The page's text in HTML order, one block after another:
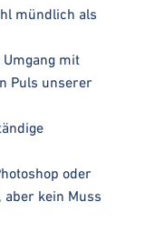
mündlich als
mit
Puls unserer
oder
aber kein Muss